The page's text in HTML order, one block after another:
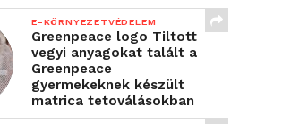
E-KÖRNYEZETVÉDELEM
Greenpeace logo Tiltott
vegyi anyagokat talált a
Greenpeace
gyermekeknek készült
matrica tetoválásokban